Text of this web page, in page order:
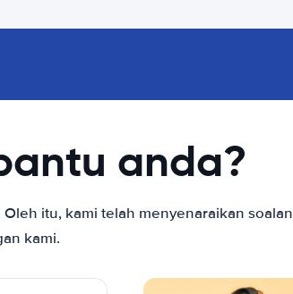
anda?
itu, kami telah menyenaraikan
kami.